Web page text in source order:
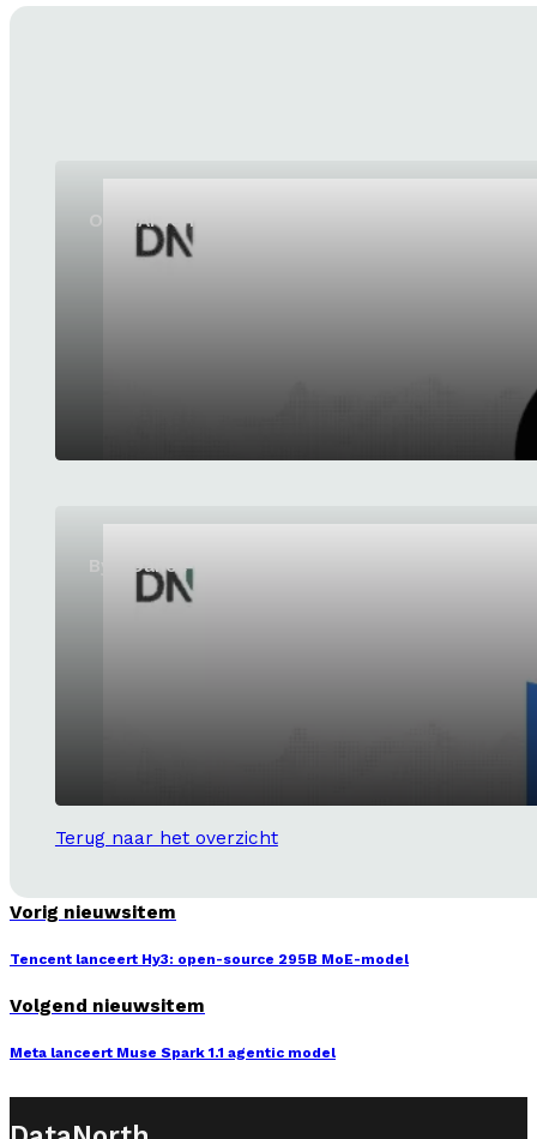
OpenAI vernieuwt GPT-5.6 Sol en GPT-5.6
ByteDance lanceert SeedRealtime
Terug naar het overzicht
Vorig nieuwsitem
Tencent lanceert Hy3: open-source 295B MoE-model
Volgend nieuwsitem
Meta lanceert Muse Spark 1.1 agentic model